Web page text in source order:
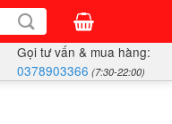
Gọi tư vấn & mua hàng:
0378903366 (7:30-22:00)